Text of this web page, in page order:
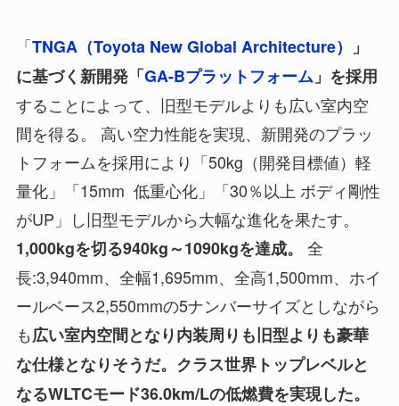
「TNGA（Toyota New Global Architecture）
」
に基づく新開発「GA-Bプラットフォーム」を採用
することによって、旧型モデルよりも広い室内空
間を得る。 高い空力性能を実現、新開発のプラッ
トフォームを採用により「50kg（開発目標値）軽
量化」「15mm 低重心化」「30％以上 ボディ剛性
がUP」し旧型モデルから大幅な進化を果たす。
1,000kgを切る940kg～1090kgを達成。
全
長:3,940mm、全幅1,695mm、全高1,500mm、ホイ
ールベース2,550mmの5ナンバーサイズとしながら
も広い室内空間となり内装周りも旧型よりも豪華
な仕様となりそうだ。クラス世界トップレベルと
なるWLTCモード36.0km/Lの低燃費を実現した。